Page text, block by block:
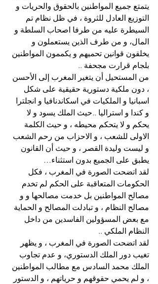
يتمتع جميع المواطنين بالحقوق والحريات و
التوزيع العادل للثروة ، في ظل نظام تم
السيطرة عليه من طرفا اصحاب السلطة و
المال، و من طرف الذين يستعملون و
يخلقون قوانين تحميهم و يكممون المواطنين
بلجام قرارت مجحفة ..
من المستحيل أن يتغير المغرب إلى الأحسن
، دون ملكية دستورية حقيقية على شكل
اسبانيا و الملكيات في اسكاندنافيا و انجلترا
و كندا و استراليا ..حيث الملك يسود و لا
يحكم و لا يتحكم محيطه ، و حيث الكلمة
الاولى للشعب ، و الاحزاب من رحم الشعب
و ليست وليدة القصر ، و حيث أن القانون
يطبق على الجميع بدون استثناء…
لقد اتضحت الصورة في المغرب ، فكل
الحكومات المتعاقبة على الحكم لم تخدم
مصالح المواطنين بل خدمت مصالحها و و
مصالح النظام ، و تبادلت المصالح و الحماية
مع بعض المسؤولين الفاسدين من داخل
النظام الملكي ..
لقد اتضحت الصورة في المغرب ، و يظهر
تغيب دور الملك الدستوري، و عدم تجاوب
الملك محمد السادس مع مطالب المواطنين
، و لم يحمي حقوقهم و حرياتهم ، و الدستور